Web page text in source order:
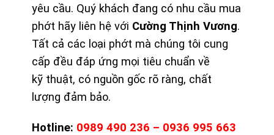
yêu cầu. Quý khách đang có nhu cầu mua
phớt hãy liên hệ với Cường Thịnh Vương.
Tất cả các loại phớt mà chúng tôi cung
cấp đều đáp ứng mọi tiêu chuẩn về
kỹ thuật, có nguồn gốc rõ ràng, chất
lượng đảm bảo.
Hotline: 0989 490 236 – 0936 995 663